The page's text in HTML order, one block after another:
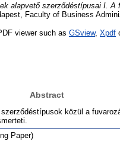
alapvető szerződéstípusai I. A
Faculty of Business
viewer such as GSview, Xpdf
Abstract
közül a
Paper)